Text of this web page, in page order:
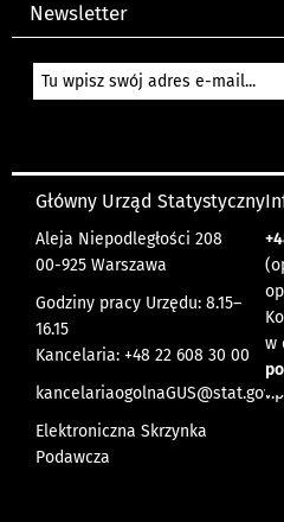
Newsletter
Główny Urząd Statystyczny
Aleja Niepodległości 208
00-925 Warszawa
Godziny pracy Urzędu: 8.15–
16.15
Kancelaria: +48 22 608 30 00
Elektroniczna Skrzynka
Podawcza
w